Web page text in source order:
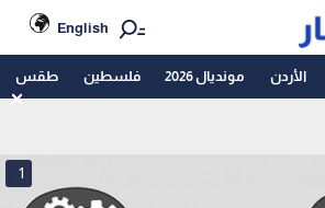
English
الأردن مونديال 2026 فلسطين طقس
1